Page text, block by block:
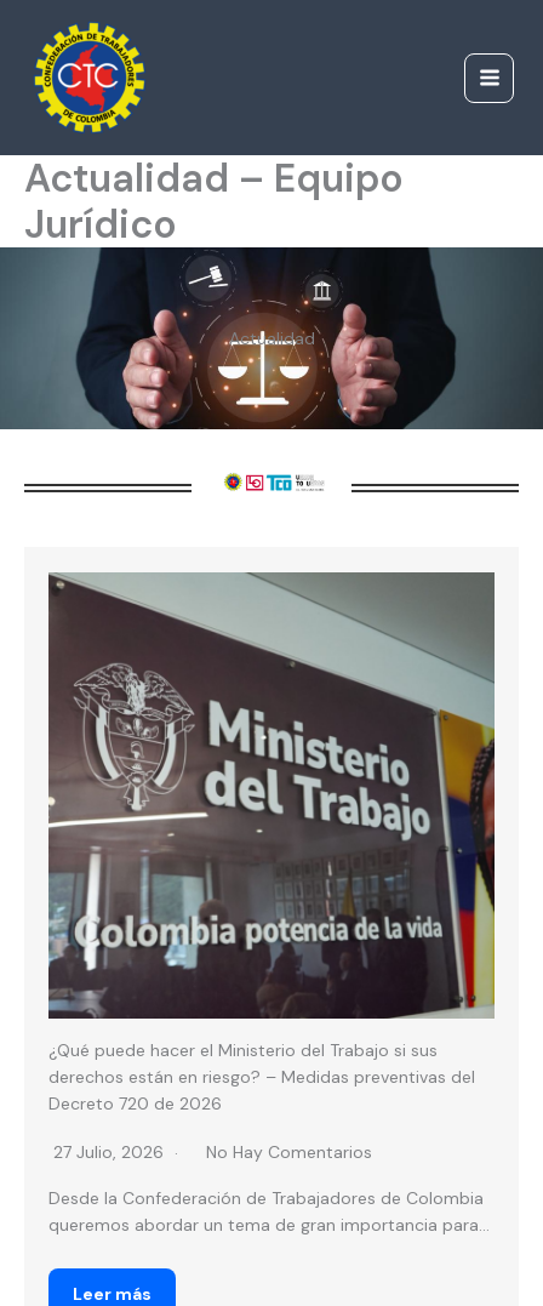
contenido
Actualidad – Equipo
Jurídico
Actualidad
¿Qué puede hacer el Ministerio del Trabajo si sus
derechos están en riesgo? – Medidas preventivas del
Decreto 720 de 2026
27 Julio, 2026 No Hay Comentarios
Desde la Confederación de Trabajadores de Colombia
queremos abordar un tema de gran importancia para...
Leer más